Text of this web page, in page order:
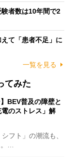
験者数は10年間で2
て「患者不足」に
一覧を見る
てみた
BEV普及の障壁と
のストレス」解
フト」の潮流も、
…